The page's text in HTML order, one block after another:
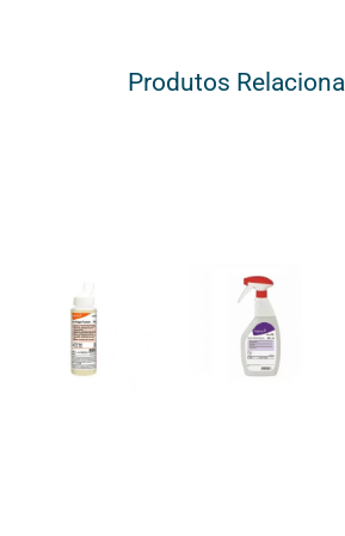
Produtos